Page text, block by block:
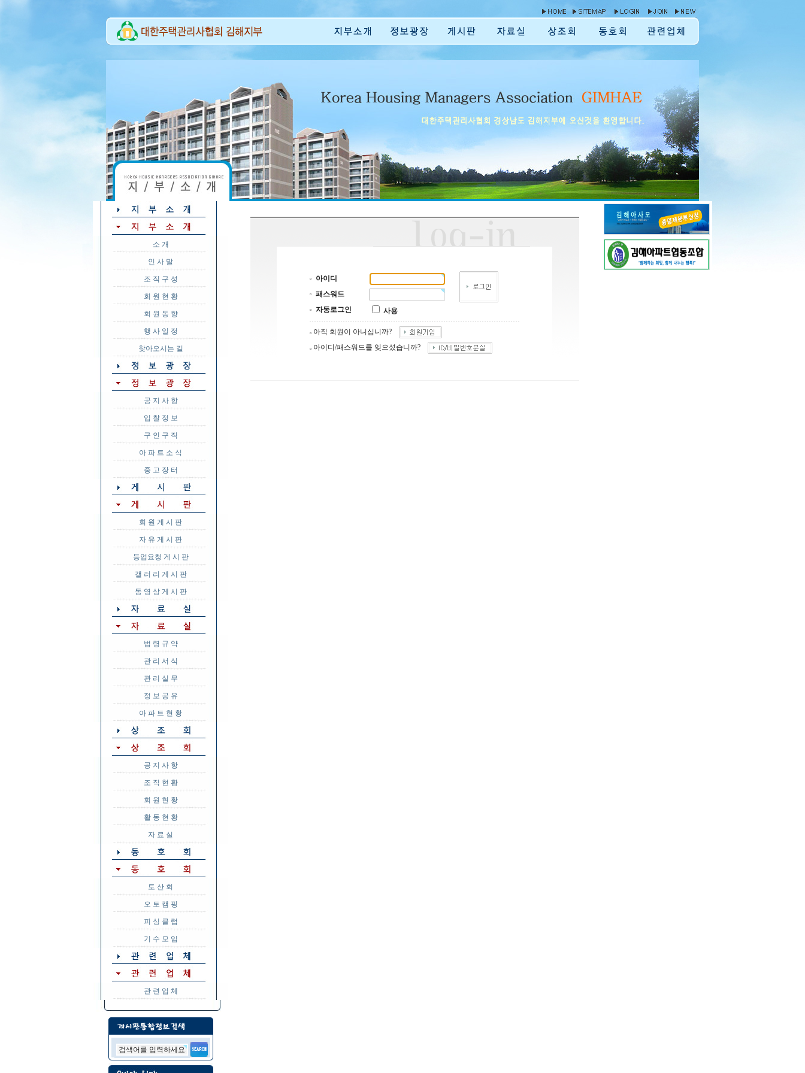
소 개
인 사 말
조 직 구 성
회 원 현 황
회 원 동 향
행 사 일 정
찾아오시는 길
공 지 사 항
입 찰 정 보
구 인 구 직
아 파 트 소 식
중 고 장 터
회 원 게 시 판
자 유 게 시 판
등업요청 게 시 판
갤 러 리 게 시 판
동 영 상 게 시 판
법 령 규 약
관 리 서 식
관 리 실 무
정 보 공 유
아 파 트 현 황
공 지 사 항
조 직 현 황
회 원 현 황
활 동 현 황
자 료 실
토 산 회
오 토 캠 핑
피 싱 클 럽
기 수 모 임
관 련 업 체
아이디
패스워드
자동로그인
사용
아직 회원이 아니십니까?
아이디/패스워드를 잊으셨습니까?